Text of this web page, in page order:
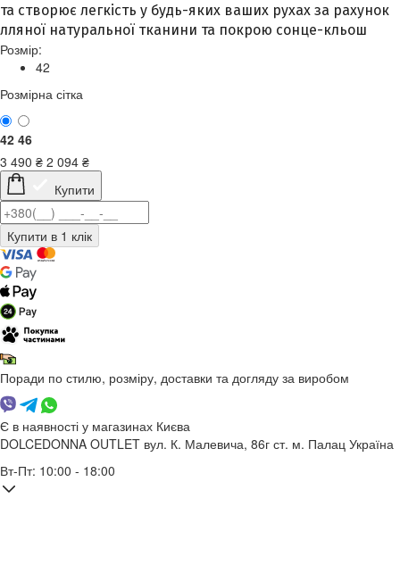
та створює легкість у будь-яких ваших рухах за рахунок
лляної натуральної тканини та покрою сонце-кльош
Розмір:
42
Розмірна сітка
42 46
3 490 ₴ 2 094 ₴
Купити
Поради по стилю, розміру, доставки та догляду за виробом
Є в наявності у магазинах Києва
DOLCEDONNA OUTLET вул. К. Малевича, 86г ст. м. Палац Україна
Вт-Пт: 10:00 - 18:00